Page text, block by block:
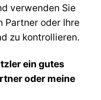
verwenden Sie
Partner oder Ihre
zu kontrollieren.
ein gutes
oder meine